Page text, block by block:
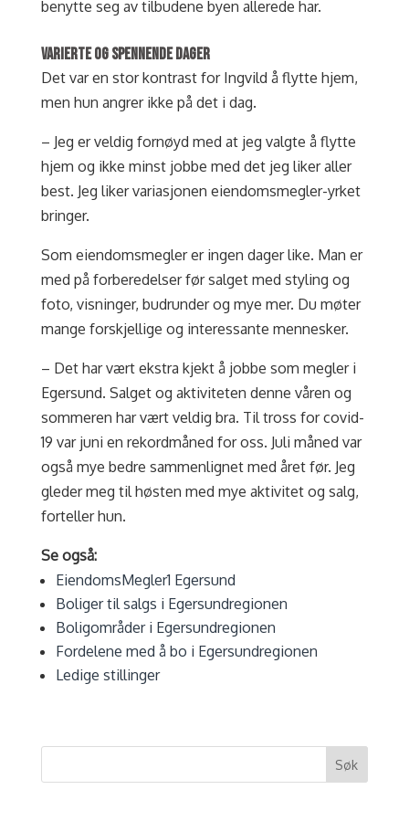
benytte seg av tilbudene byen allerede har.
VARIERTE OG SPENNENDE DAGER
Det var en stor kontrast for Ingvild å flytte hjem,
men hun angrer ikke på det i dag.
– Jeg er veldig fornøyd med at jeg valgte å flytte
hjem og ikke minst jobbe med det jeg liker aller
best. Jeg liker variasjonen eiendomsmegler-yrket
bringer.
Som eiendomsmegler er ingen dager like. Man er
med på forberedelser før salget med styling og
foto, visninger, budrunder og mye mer. Du møter
mange forskjellige og interessante mennesker.
– Det har vært ekstra kjekt å jobbe som megler i
Egersund. Salget og aktiviteten denne våren og
sommeren har vært veldig bra. Til tross for covid-
19 var juni en rekordmåned for oss. Juli måned var
også mye bedre sammenlignet med året før. Jeg
gleder meg til høsten med mye aktivitet og salg,
forteller hun.
Se også:
EiendomsMegler1 Egersund
Boliger til salgs i Egersundregionen
Boligområder i Egersundregionen
Fordelene med å bo i Egersundregionen
Ledige stillinger